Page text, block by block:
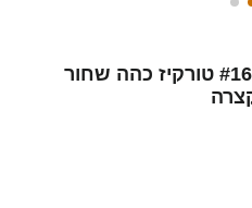
נשים סינגפור קאי שנג לו #16 טורקיז כהה שחור